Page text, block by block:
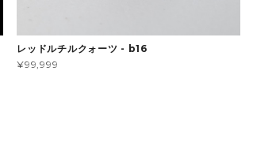
レッドルチルクォーツ - b16
¥99,999